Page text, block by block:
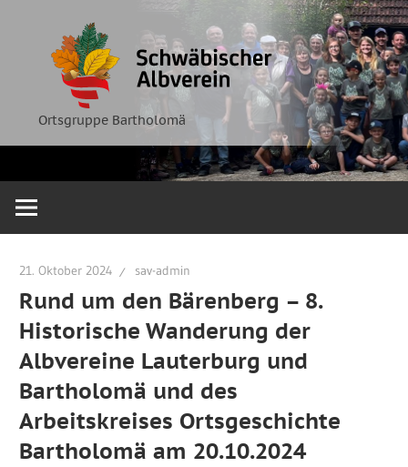
springen
Ortsgruppe Bartholomä
Albverein
Ortsgruppe
Bartholomä
21. Oktober 2024 sav-admin
Rund um den Bärenberg – 8.
Historische Wanderung der
Albvereine Lauterburg und
Bartholomä und des
Arbeitskreises Ortsgeschichte
Bartholomä am 20.10.2024